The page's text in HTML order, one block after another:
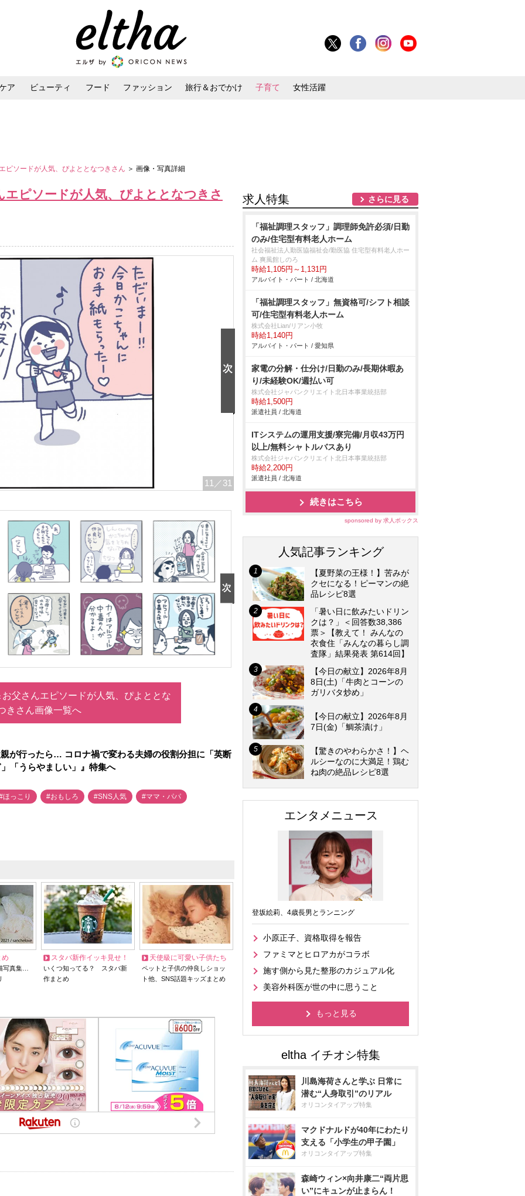
ア ビューティ フード ファッション 旅行＆おでかけ 子育て 女性活躍
ピソードが人気、ぴよととなつきさん ＞ 画像・写真詳細
エピソードが人気、ぴよととなつきさ
11 ／31
父さんエピソードが人気、ぴよととな
きさん画像一覧へ
が行ったら… コロナ禍で変わる夫婦の役割分担に「英断
「うらやましい」』特集へ
ほっこり #おもしろ #SNS人気 #ママ・パパ
め
写真集…
スタバ新作イッキ見せ！
いくつ知ってる？ スタバ新
作まとめ
天使級に可愛い子供たち
ペットと子供の仲良しショッ
ト他、SNS話題キッズまとめ
求人特集 さらに見る
「福祉調理スタッフ」調理師免許必須/日勤
のみ/住宅型有料老人ホーム
社会福祉法人勤医協福祉会/勤医協 住宅型有料老人ホー
ム 爽風館しのろ
時給1,105円～1,131円
アルバイト・パート / 北海道
「福祉調理スタッフ」無資格可/シフト相談
可/住宅型有料老人ホーム
株式会社Lian/リアン小牧
時給1,140円
アルバイト・パート / 愛知県
家電の分解・仕分け/日勤のみ/長期休暇あ
り/未経験OK/週払い可
株式会社ジャパンクリエイト北日本事業統括部
時給1,500円
派遣社員 / 北海道
ITシステムの運用支援/寮完備/月収43万円
以上/無料シャトルバスあり
株式会社ジャパンクリエイト北日本事業統括部
時給2,200円
派遣社員 / 北海道
続きはこちら
sponsored by 求人ボックス
人気記事ランキング
【夏野菜の王様！】苦みが
クセになる！ピーマンの絶
品レシピ8選
「暑い日に飲みたいドリン
クは？」＜回答数38,386
票＞【教えて！ みんなの
衣食住「みんなの暮らし調
査隊」結果発表 第614回】
【今日の献立】2026年8月
8日(土)「牛肉とコーンの
ガリバタ炒め」
【今日の献立】2026年8月
7日(金)「鯛茶漬け」
【驚きのやわらかさ！】ヘ
ルシーなのに大満足！鶏む
ね肉の絶品レシピ8選
エンタメニュース
登坂絵莉、4歳長男とランニング
小原正子、資格取得を報告
ファミマとヒロアカがコラボ
施す側から見た整形のカジュアル化
美容外科医が世の中に思うこと
もっと見る
川島海荷さんと学ぶ 日常に
潜む“人身取引”のリアル
オリコンタイアップ特集
マクドナルドが40年にわたり
支える「小学生の甲子園」
オリコンタイアップ特集
森崎ウィン×向井康二“両片思
い”にキュンが止まらん！